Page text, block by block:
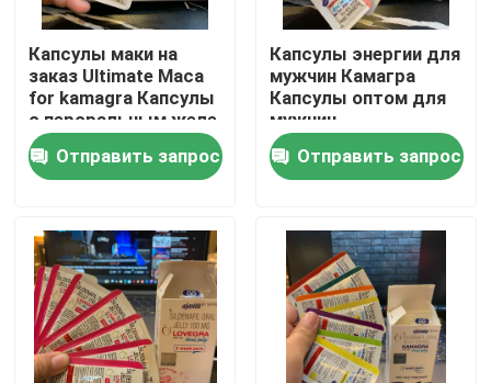
Дом
Продукты
О нас
Путешествие фабрики
Капсулы маки на
заказ Ultimate Maca
for kamagra Капсулы
с пероральным желе
Отправить запрос
Капсулы энергии для
мужчин Камагра
Капсулы оптом для
мужчин
Отправить запрос